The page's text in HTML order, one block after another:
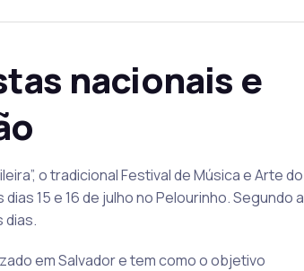
nacionais e
o tradicional Festival de Música e Arte do
15 e 16 de julho no Pelourinho. Segundo a
dias.
em Salvador e tem como o objetivo